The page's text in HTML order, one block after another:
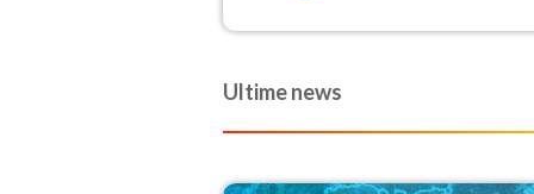
Ultime news